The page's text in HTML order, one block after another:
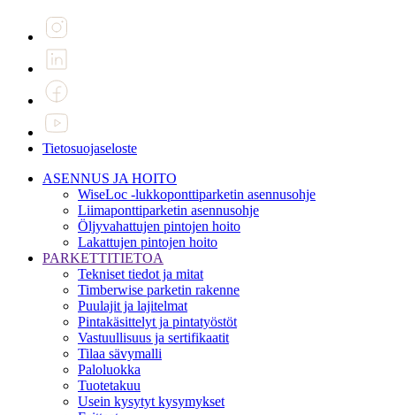
Tietosuojaseloste
ASENNUS JA HOITO
WiseLoc -lukkoponttiparketin asennusohje
Liimaponttiparketin asennusohje
Öljyvahattujen pintojen hoito
Lakattujen pintojen hoito
PARKETTITIETOA
Tekniset tiedot ja mitat
Timberwise parketin rakenne
Puulajit ja lajitelmat
Pintakäsittelyt ja pintatyöstöt
Vastuullisuus ja sertifikaatit
Tilaa sävymalli
Paloluokka
Tuotetakuu
Usein kysytyt kysymykset